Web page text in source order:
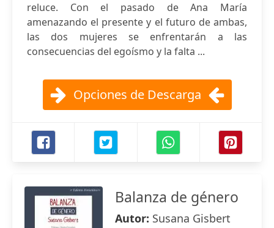
reluce. Con el pasado de Ana María
amenazando el presente y el futuro de ambas,
las dos mujeres se enfrentarán a las
consecuencias del egoísmo y la falta ...
Opciones de Descarga
Balanza de género
Autor: Susana Gisbert